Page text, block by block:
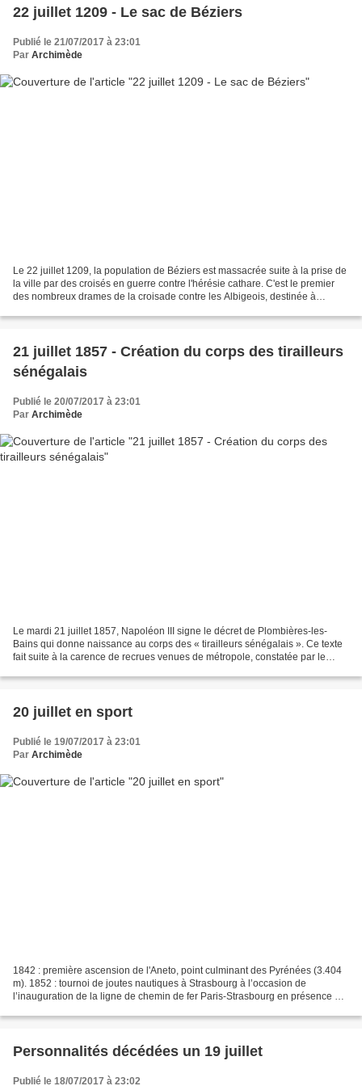
22 juillet 1209 - Le sac de Béziers
Publié le 21/07/2017 à 23:01
Par Archimède
Le 22 juillet 1209, la population de Béziers est massacrée suite à la prise de
la ville par des croisés en guerre contre l'hérésie cathare. C'est le premier
des nombreux drames de la croisade contre les Albigeois, destinée à
21 juillet 1857 - Création du corps des tirailleurs
sénégalais
Publié le 20/07/2017 à 23:01
Par Archimède
Le mardi 21 juillet 1857, Napoléon III signe le décret de Plombières-les-
Bains qui donne naissance au corps des « tirailleurs sénégalais ». Ce texte
fait suite à la carence de recrues venues de métropole, constatée par le
20 juillet en sport
Publié le 19/07/2017 à 23:01
Par Archimède
1842 : première ascension de l'Aneto, point culminant des Pyrénées (3.404
m). 1852 : tournoi de joutes nautiques à Strasbourg à l’occasion de
l’inauguration de la ligne de chemin de fer Paris-Strasbourg en présence du
Personnalités décédées un 19 juillet
Publié le 18/07/2017 à 23:02